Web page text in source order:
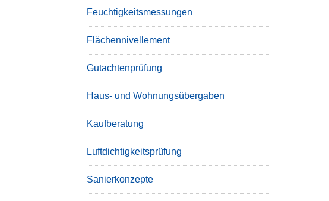
Feuchtigkeitsmessungen
Flächennivellement
Gutachtenprüfung
Haus- und Wohnungsübergaben
Kaufberatung
Luftdichtigkeitsprüfung
Sanierkonzepte